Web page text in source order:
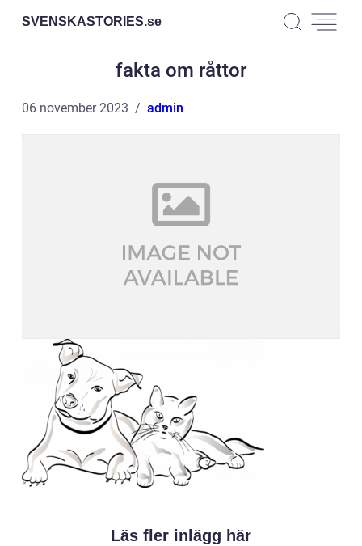
SVENSKASTORIES.se
fakta om råttor
06 november 2023 admin
Läs fler inlägg här